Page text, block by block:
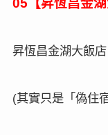
05
昇恆昌金湖大飯
(其實只是「偽住